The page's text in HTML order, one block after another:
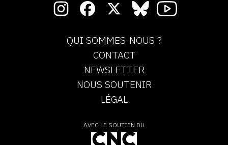
QUI SOMMES-NOUS ?
CONTACT
NEWSLETTER
NOUS SOUTENIR
LÉGAL
AVEC LE SOUTIEN DU